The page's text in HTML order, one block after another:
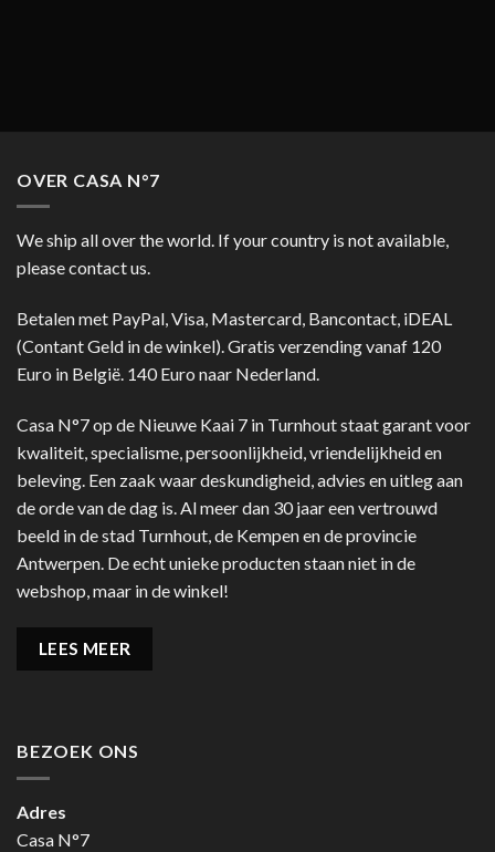
OVER CASA N°7
We ship all over the world. If your country is not available,
please contact us.
Betalen met PayPal, Visa, Mastercard, Bancontact, iDEAL
(Contant Geld in de winkel). Gratis verzending vanaf 120
Euro in België. 140 Euro naar Nederland.
Casa N°7 op de Nieuwe Kaai 7 in Turnhout staat garant voor
kwaliteit, specialisme, persoonlijkheid, vriendelijkheid en
beleving. Een zaak waar deskundigheid, advies en uitleg aan
de orde van de dag is. Al meer dan 30 jaar een vertrouwd
beeld in de stad Turnhout, de Kempen en de provincie
Antwerpen. De echt unieke producten staan niet in de
webshop, maar in de winkel!
LEES MEER
BEZOEK ONS
Adres
Casa N°7